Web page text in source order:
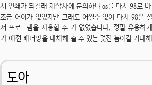
서 인쇄가 되길래 제작사에 문의하니 os를 다시 98로
조금 어이가 없었지만 그래도 어쩔수 없이 다시 98을
저 프로그램을 사용할 수 가 없었습니다. 정말 유용하
가 예전 배너방을 대체해 줄 수 있는 멋진 놈이길 기대
도아